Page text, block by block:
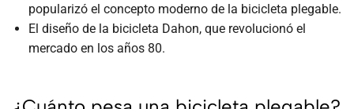
popularizó el concepto moderno de la bicicleta plegable.
El diseño de la bicicleta Dahon, que revolucionó el
mercado en los años 80.